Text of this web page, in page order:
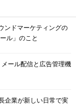
ンドマーケティングの
ル」のこと
ール配信と広告管理機
企業が新しい日常で実